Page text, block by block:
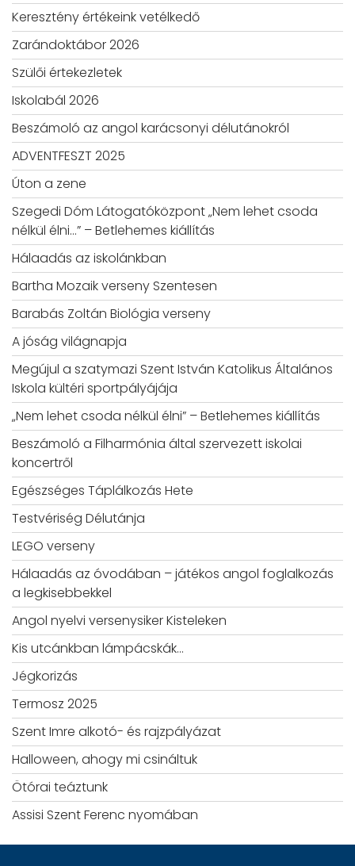
Keresztény értékeink vetélkedő
Zarándoktábor 2026
Szülői értekezletek
Iskolabál 2026
Beszámoló az angol karácsonyi délutánokról
ADVENTFESZT 2025
Úton a zene
Szegedi Dóm Látogatóközpont „Nem lehet csoda
nélkül élni…” – Betlehemes kiállítás
Hálaadás az iskolánkban
Bartha Mozaik verseny Szentesen
Barabás Zoltán Biológia verseny
A jóság világnapja
Megújul a szatymazi Szent István Katolikus Általános
Iskola kültéri sportpályájája
„Nem lehet csoda nélkül élni” – Betlehemes kiállítás
Beszámoló a Filharmónia által szervezett iskolai
koncertről
Egészséges Táplálkozás Hete
Testvériség Délutánja
LEGO verseny
Hálaadás az óvodában – játékos angol foglalkozás
a legkisebbekkel
Angol nyelvi versenysiker Kisteleken
Kis utcánkban lámpácskák…
Jégkorizás
Termosz 2025
Szent Imre alkotó- és rajzpályázat
Halloween, ahogy mi csináltuk
Ötórai teáztunk
Assisi Szent Ferenc nyomában